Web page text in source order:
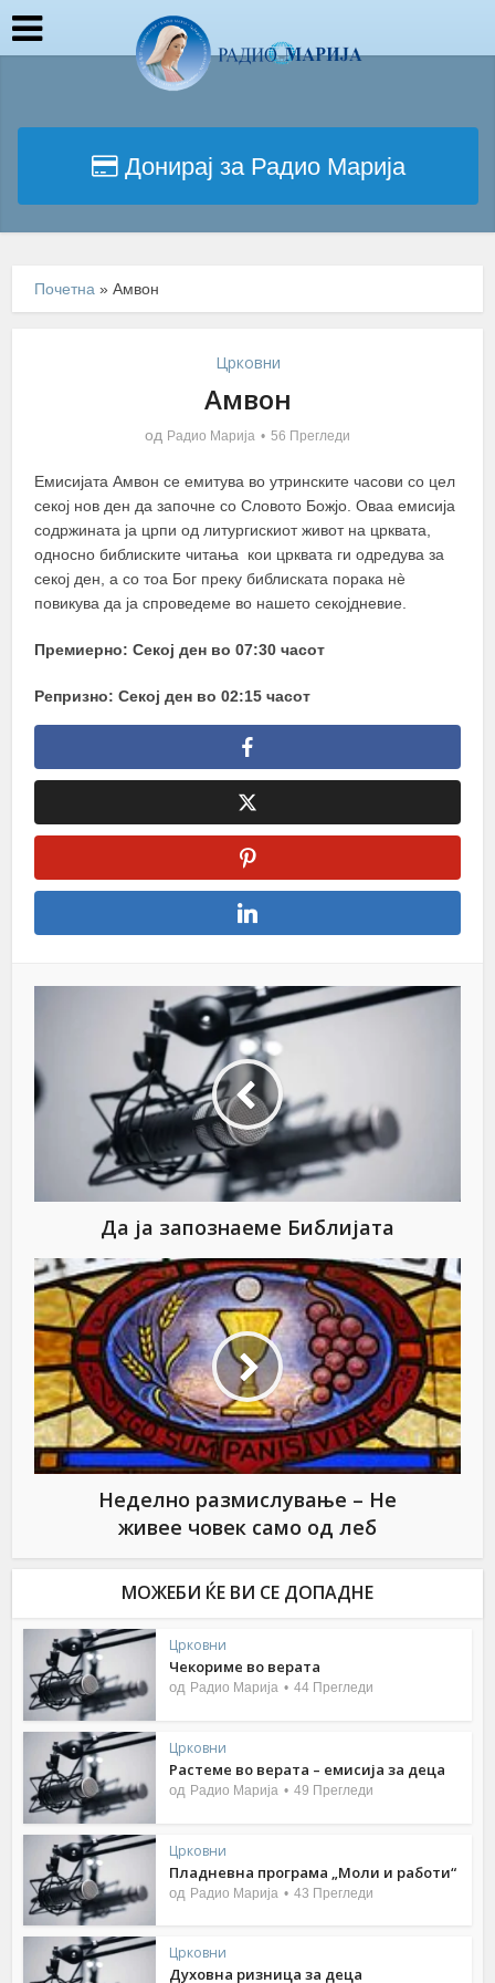
Донирај за Радио Марија
Почетна »Амвон
Црковни
Амвон
од Радио Марија 56 Прегледи
Емисијата Амвон се емитува во утринските часови со цел
секој нов ден да започне со Словото Божјо. Оваа емисија
содржината ја црпи од литургискиот живот на црквата,
односно библиските читања кои црквата ги одредува за
секој ден, а со тоа Бог преку библиската порака нѐ
повикува да ја спроведеме во нашето секојдневие.
Премиерно: Секој ден во 07:30 часот
Репризно: Секој ден во 02:15 часот
Да ја запознаеме Библијата
Неделно размислување – Не
живее човек само од леб
МОЖЕБИ ЌЕ ВИ СЕ ДОПАДНЕ
Црковни
Чекориме во верата
од Радио Марија 44 Прегледи
Црковни
Растеме во верата – емисија за деца
од Радио Марија 49 Прегледи
Црковни
Пладневна програма „Моли и работи“
од Радио Марија 43 Прегледи
Црковни
Духовна ризница за деца